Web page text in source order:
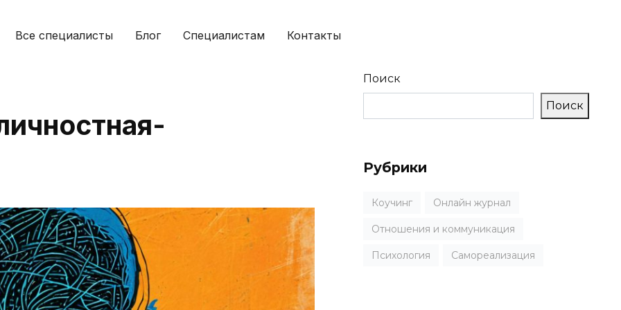
Все специалисты Блог Специалистам Контакты
Поиск
Поиск
Рубрики
Коучинг Онлайн журнал
Отношения и коммуникация
Психология Самореализация